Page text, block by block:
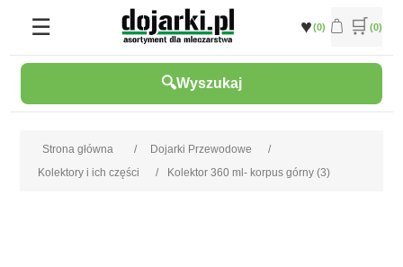
(0) (0)
Wyszukaj
Strona główna / Dojarki Przewodowe
/
Kolektory i ich części
/ Kolektor 360 ml- korpus górny (3)